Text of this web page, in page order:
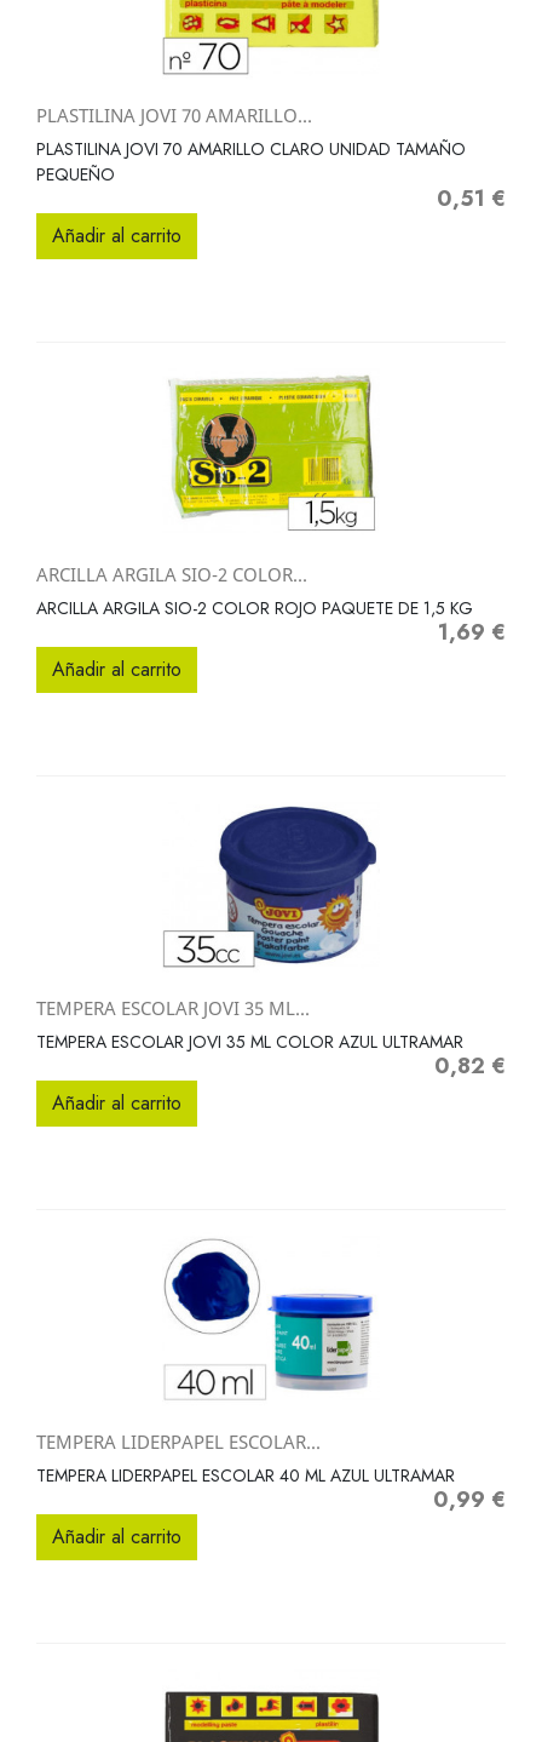
PLASTILINA JOVI 70 AMARILLO...
PLASTILINA JOVI 70 AMARILLO CLARO UNIDAD TAMAÑO
PEQUEÑO
Precio
0,51 €
Añadir al carrito
ARCILLA ARGILA SIO-2 COLOR...
ARCILLA ARGILA SIO-2 COLOR ROJO PAQUETE DE 1,5 KG
Precio
1,69 €
Añadir al carrito
TEMPERA ESCOLAR JOVI 35 ML...
TEMPERA ESCOLAR JOVI 35 ML COLOR AZUL ULTRAMAR
Precio
0,82 €
Añadir al carrito
TEMPERA LIDERPAPEL ESCOLAR...
TEMPERA LIDERPAPEL ESCOLAR 40 ML AZUL ULTRAMAR
Precio
0,99 €
Añadir al carrito